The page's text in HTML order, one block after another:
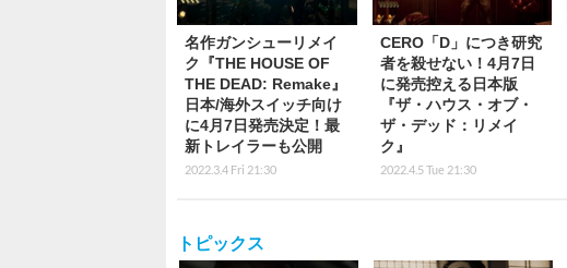
名作ガンシューリメイ
ク『THE HOUSE OF
THE DEAD: Remake』
日本/海外スイッチ向け
に4月7日発売決定！最
新トレイラーも公開
2022.3.4 Fri 21:30
CERO「D」につき研究
者を殺せない！4月7日
に発売控える日本版
『ザ・ハウス・オブ・
ザ・デッド：リメイ
ク』
2022.4.5 Tue 21:30
トピックス